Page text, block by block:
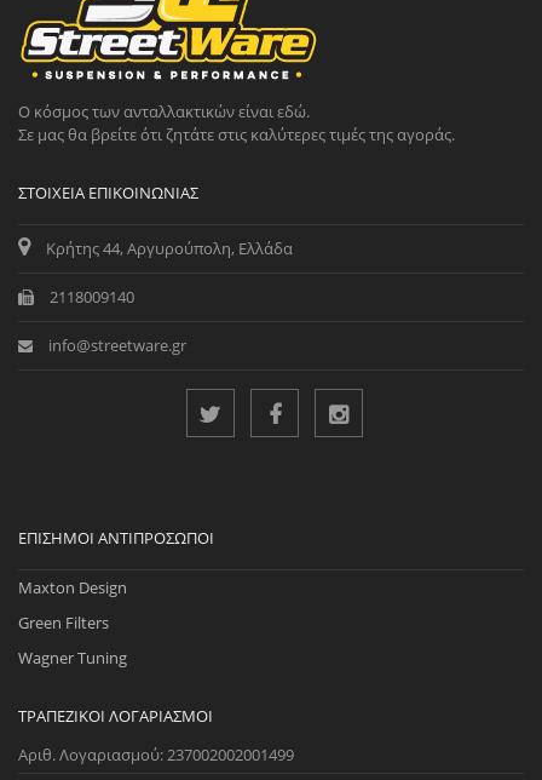
Ο κόσμος των ανταλλακτικών είναι εδώ.
Σε μας θα βρείτε ότι ζητάτε στις καλύτερες τιμές της αγοράς.
ΣΤΟΙΧΕΊΑ ΕΠΙΚΟΙΝΩΝΊΑΣ
Κρήτης 44, Αργυρούπολη, Ελλάδα
2118009140
info@streetware.gr
ΕΠΊΣΗΜΟΙ ΑΝΤΙΠΡΌΣΩΠΟΙ
Maxton Design
Green Filters
Wagner Tuning
ΤΡΑΠΕΖΙΚΟΊ ΛΟΓΑΡΙΑΣΜΟΊ
Αριθ. Λογαριασμού: 237002002001499